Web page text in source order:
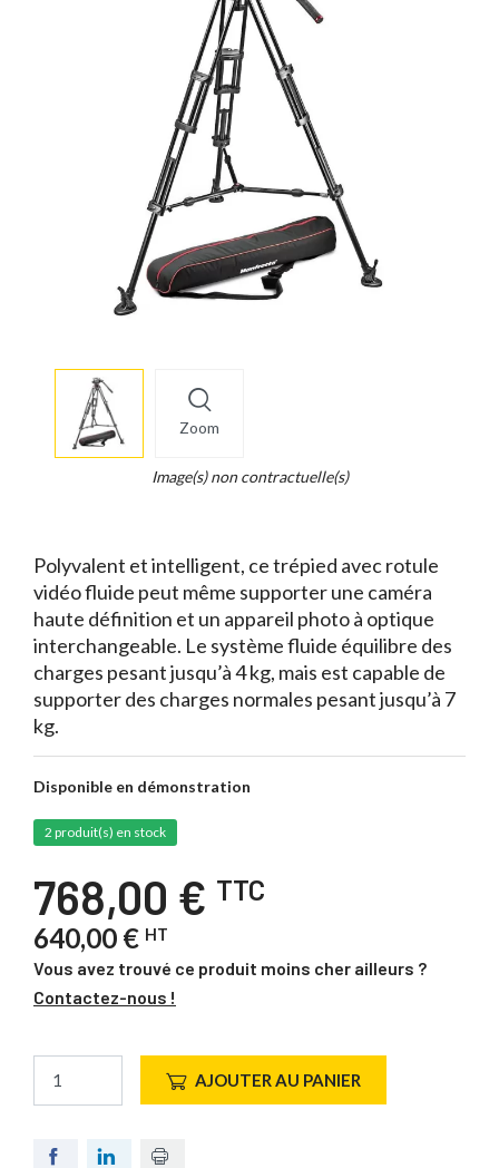
Zoom
info
Legend...
Image(s) non contractuelle(s)
Polyvalent et intelligent, ce trépied avec rotule
vidéo fluide peut même supporter une caméra
haute définition et un appareil photo à optique
interchangeable. Le système fluide équilibre des
charges pesant jusqu’à 4 kg, mais est capable de
supporter des charges normales pesant jusqu’à 7
kg.
Disponible en démonstration
2 produit(s) en stock
768,00 € TTC
640,00 € HT
Vous avez trouvé ce produit moins cher ailleurs ?
Contactez-nous !
AJOUTER AU PANIER